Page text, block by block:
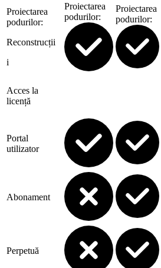
Proiectarea
podurilor:
Reconstrucții
i
Proiectarea
podurilor:
Proiectarea
podurilor:
Acces la
licență
Portal
utilizator
Abonament
Perpetuă